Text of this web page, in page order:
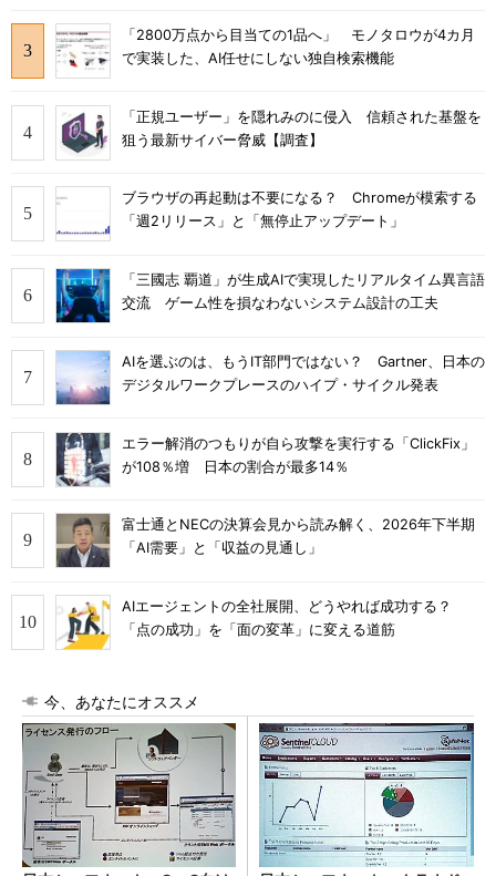
「2800万点から目当ての1品へ」 モノタロウが4カ月
で実装した、AI任せにしない独自検索機能
「正規ユーザー」を隠れみのに侵入 信頼された基盤を
狙う最新サイバー脅威【調査】
ブラウザの再起動は不要になる？ Chromeが模索する
「週2リリース」と「無停止アップデート」
「三國志 覇道」が生成AIで実現したリアルタイム異言語
交流 ゲーム性を損なわないシステム設計の工夫
AIを選ぶのは、もうIT部門ではない？ Gartner、日本の
デジタルワークプレースのハイプ・サイクル発表
エラー解消のつもりが自ら攻撃を実行する「ClickFix」
が108％増 日本の割合が最多14％
富士通とNECの決算会見から読み解く、2026年下半期
「AI需要」と「収益の見通し」
AIエージェントの全社展開、どうやれば成功する？
「点の成功」を「面の変革」に変える道筋
今、あなたにオススメ